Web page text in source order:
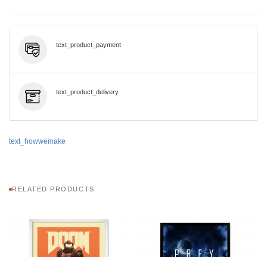
text_product_payment
text_product_delivery
text_howwemake
RELATED PRODUCTS